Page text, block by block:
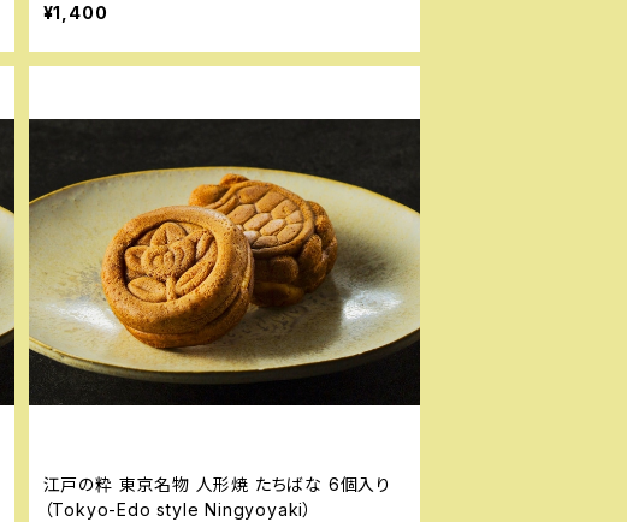
¥1,400
江戸の粋 東京名物 人形焼 たちばな 6個入り
（Tokyo-Edo style Ningyoyaki）